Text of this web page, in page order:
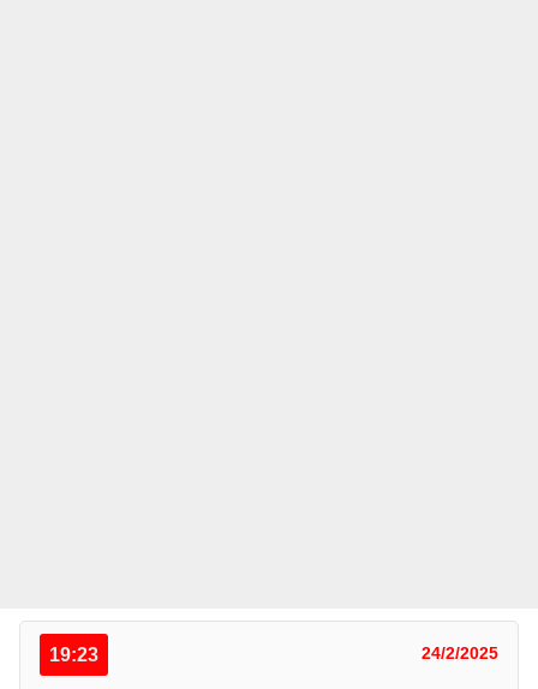
19:23 24/2/2025